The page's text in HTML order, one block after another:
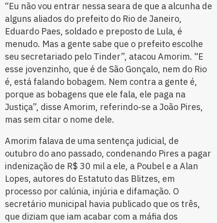
“Eu não vou entrar nessa seara de que a alcunha de
alguns aliados do prefeito do Rio de Janeiro,
Eduardo Paes, soldado e preposto de Lula, é
menudo. Mas a gente sabe que o prefeito escolhe
seu secretariado pelo Tinder”, atacou Amorim. “E
esse jovenzinho, que é de São Gonçalo, nem do Rio
é, está falando bobagem. Nem contra a gente é,
porque as bobagens que ele fala, ele paga na
Justiça”, disse Amorim, referindo-se a João Pires,
mas sem citar o nome dele.
Amorim falava de uma sentença judicial, de
outubro do ano passado, condenando Pires a pagar
indenização de R$ 30 mil a ele, a Poubel e a Alan
Lopes, autores do Estatuto das Blitzes, em
processo por calúnia, injúria e difamação. O
secretário municipal havia publicado que os três,
que diziam que iam acabar com a máfia dos